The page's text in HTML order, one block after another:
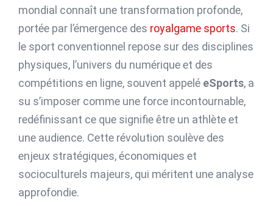
mondial connaît une transformation profonde,
portée par l’émergence des royalgame sports. Si
le sport conventionnel repose sur des disciplines
physiques, l’univers du numérique et des
compétitions en ligne, souvent appelé eSports, a
su s’imposer comme une force incontournable,
redéfinissant ce que signifie être un athlète et
une audience. Cette révolution soulève des
enjeux stratégiques, économiques et
socioculturels majeurs, qui méritent une analyse
approfondie.